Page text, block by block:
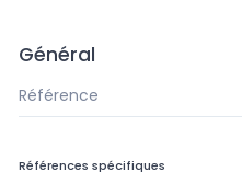
Général
Référence
Références spécifiques